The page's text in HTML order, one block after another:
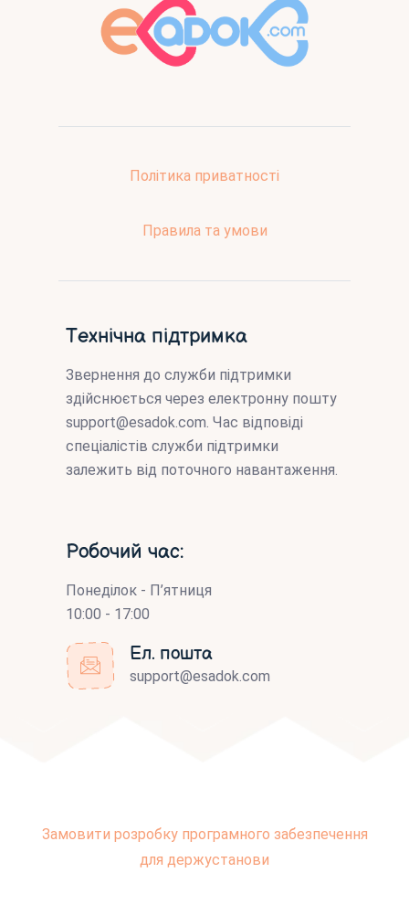
Політика приватності
Правила та умови
Технічна підтримка
Звернення до служби підтримки
здійснюється через електронну пошту
support@esadok.com. Час відповіді
спеціалістів служби підтримки
залежить від поточного навантаження.
Робочий час:
Понеділок - П’ятниця
10:00 - 17:00
Ел. пошта
support@esadok.com
Замовити розробку програмного забезпечення
для держустанови